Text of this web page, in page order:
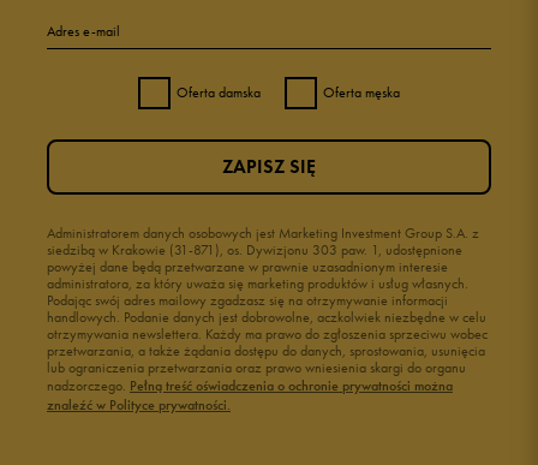
Adres e-mail
Oferta damska Oferta męska
Administratorem danych osobowych jest Marketing Investment Group S.A. z
siedzibą w Krakowie (31-871), os. Dywizjonu 303 paw. 1, udostępnione
powyżej dane będą przetwarzane w prawnie uzasadnionym interesie
administratora, za który uważa się marketing produktów i usług własnych.
Podając swój adres mailowy zgadzasz się na otrzymywanie informacji
handlowych. Podanie danych jest dobrowolne, aczkolwiek niezbędne w celu
otrzymywania newslettera. Każdy ma prawo do zgłoszenia sprzeciwu wobec
przetwarzania, a także żądania dostępu do danych, sprostowania, usunięcia
lub ograniczenia przetwarzania oraz prawo wniesienia skargi do organu
nadzorczego. Pełną treść oświadczenia o ochronie prywatności można
znaleźć w Polityce prywatności.
ZAPISZ SIĘ